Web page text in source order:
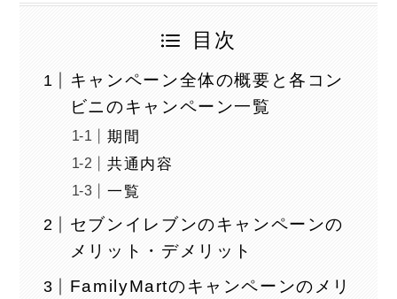
目次
キャンペーン全体の概要と各コン
ビニのキャンペーン一覧
期間
共通内容
一覧
セブンイレブンのキャンペーンの
メリット・デメリット
FamilyMartのキャンペーンのメリ